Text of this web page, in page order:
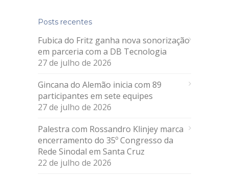
Posts recentes
Fubica do Fritz ganha nova sonorização
em parceria com a DB Tecnologia
27 de julho de 2026
Gincana do Alemão inicia com 89
participantes em sete equipes
27 de julho de 2026
Palestra com Rossandro Klinjey marca
encerramento do 35º Congresso da
Rede Sinodal em Santa Cruz
22 de julho de 2026